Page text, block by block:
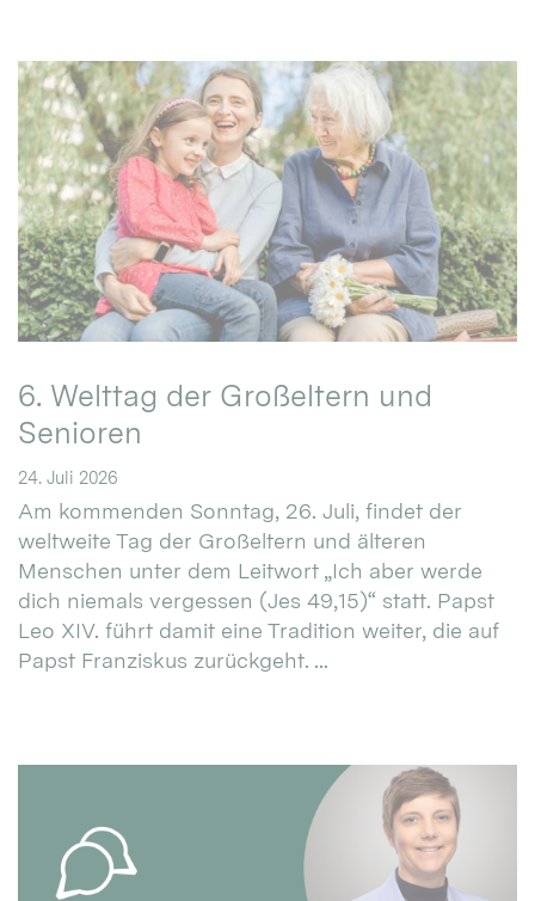
6. Welttag der Großeltern und
Senioren
24. Juli 2026
Am kommenden Sonntag, 26. Juli, findet der
weltweite Tag der Großeltern und älteren
Menschen unter dem Leitwort „Ich aber werde
dich niemals vergessen (Jes 49,15)“ statt. Papst
Leo XIV. führt damit eine Tradition weiter, die auf
Papst Franziskus zurückgeht. ...